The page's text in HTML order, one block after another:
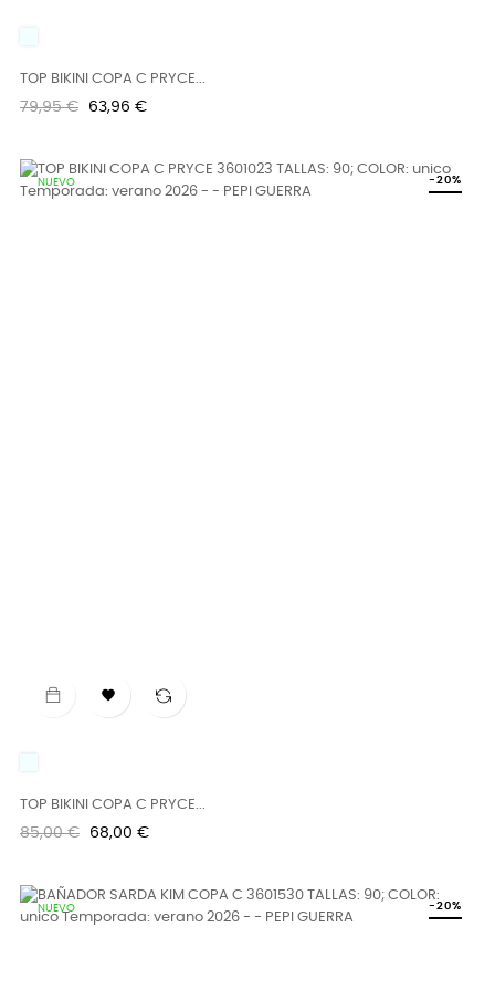
TOP BIKINI COPA C PRYCE...
Precio
79,95 € Precio
63,96 €
NUEVO

TOP BIKINI COPA C PRYCE...
Precio
85,00 €
-20%
Precio
68,00 €
NUEVO -20%